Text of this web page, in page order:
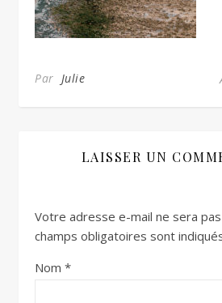
Par Julie
LAISSER UN
Votre adresse e-mail ne sera
champs obligatoires sont
Nom *